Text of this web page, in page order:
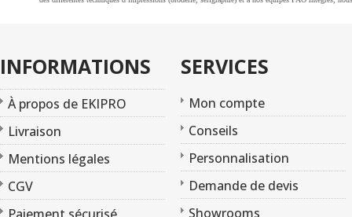
INFORMATIONS
À propos de EKIPRO
Livraison
Mentions légales
CGV
SERVICES
Mon compte
Conseils
Personnalisation
Demande de devis
Showrooms